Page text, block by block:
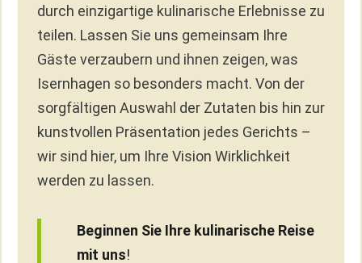
durch einzigartige kulinarische Erlebnisse zu
teilen. Lassen Sie uns gemeinsam Ihre
Gäste verzaubern und ihnen zeigen, was
Isernhagen so besonders macht. Von der
sorgfältigen Auswahl der Zutaten bis hin zur
kunstvollen Präsentation jedes Gerichts –
wir sind hier, um Ihre Vision Wirklichkeit
werden zu lassen.
Beginnen Sie Ihre kulinarische Reise
mit uns!